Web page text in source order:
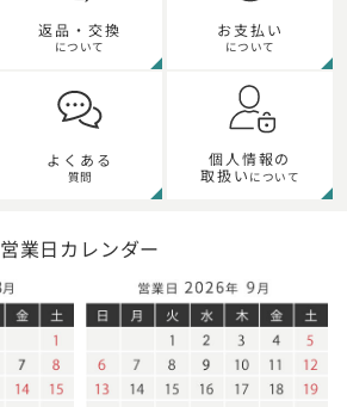
返品・交換
について
お支払い
について
よくある
質問
個人情報の
取扱い について
営業日カレンダー